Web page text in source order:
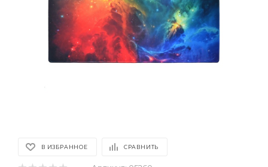
В ИЗБРАННОЕ СРАВНИТЬ